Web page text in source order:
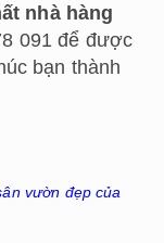
nhà hàng
091 để được
bạn thành
vườn đẹp của